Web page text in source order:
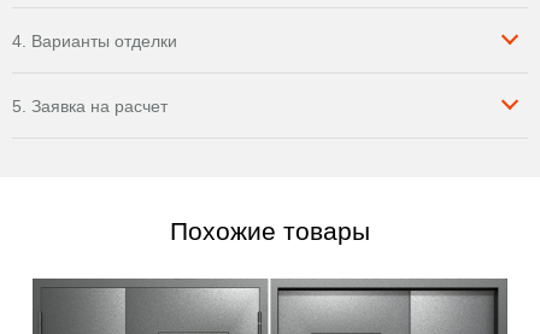
4. Варианты отделки
5. Заявка на расчет
Похожие товары